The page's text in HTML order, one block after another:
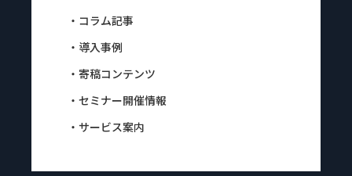
・コラム記事
・導入事例
・寄稿コンテンツ
・セミナー開催情報
・サービス案内